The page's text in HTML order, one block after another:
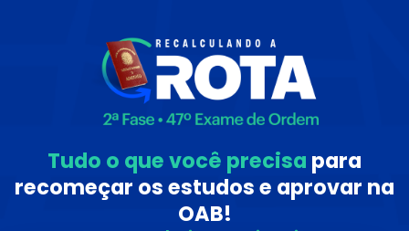
Tudo o que você precisa para
recomeçar os estudos e aprovar na
OAB!